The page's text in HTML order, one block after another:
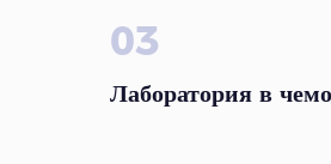
03
Лаборатория в